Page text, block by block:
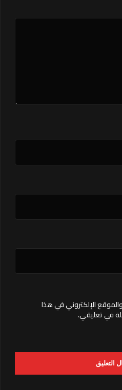
الإلكتروني في هذا
في تعليقي.